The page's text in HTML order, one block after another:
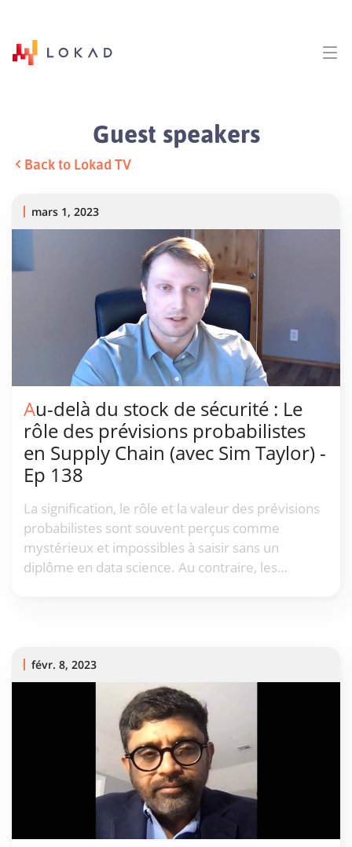
Guest speakers
Back to Lokad TV
mars 1, 2023
Au-delà du stock de sécurité : Le
rôle des prévisions probabilistes
en Supply Chain (avec Sim Taylor) -
Ep 138
La signification, le rôle et la valeur des prévisions
probabilistes sont souvent perçus comme
mystérieux et impossibles à saisir sans un
diplôme en data science. Au contraire, les
févr. 8, 2023